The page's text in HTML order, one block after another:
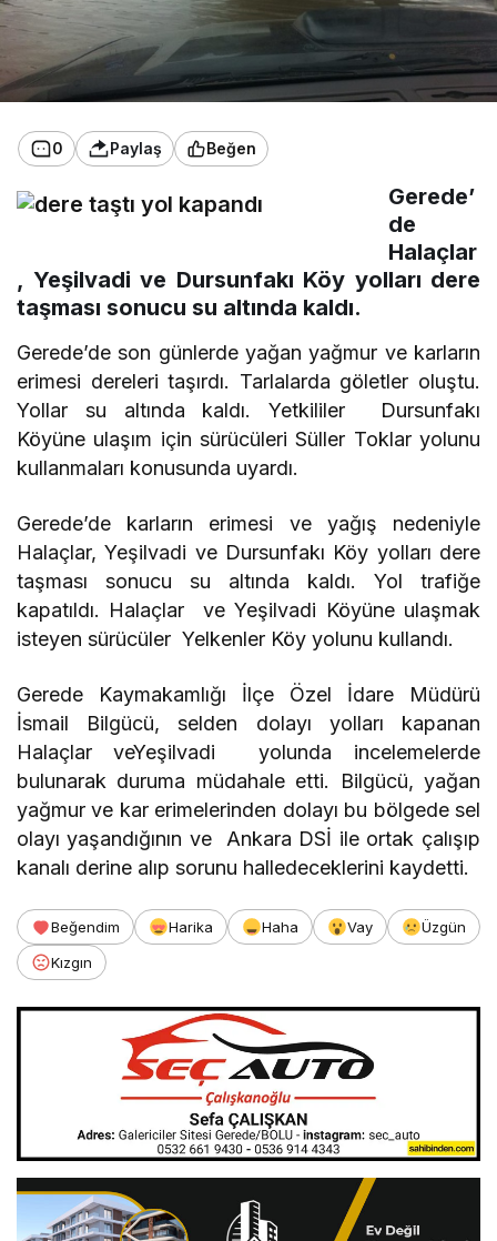
0 Paylaş Beğen
Gerede’
de
Halaçlar
, Yeşilvadi ve Dursunfakı Köy yolları dere
taşması sonucu su altında kaldı.
Gerede’de son günlerde yağan yağmur ve karların
erimesi dereleri taşırdı. Tarlalarda göletler oluştu.
Yollar su altında kaldı. Yetkililer Dursunfakı
Köyüne ulaşım için sürücüleri Süller Toklar yolunu
kullanmaları konusunda uyardı.
Gerede’de karların erimesi ve yağış nedeniyle
Halaçlar, Yeşilvadi ve Dursunfakı Köy yolları dere
taşması sonucu su altında kaldı. Yol trafiğe
kapatıldı. Halaçlar ve Yeşilvadi Köyüne ulaşmak
isteyen sürücüler Yelkenler Köy yolunu kullandı.
Gerede Kaymakamlığı İlçe Özel İdare Müdürü
İsmail Bilgücü, selden dolayı yolları kapanan
Halaçlar veYeşilvadi yolunda incelemelerde
bulunarak duruma müdahale etti. Bilgücü, yağan
yağmur ve kar erimelerinden dolayı bu bölgede sel
olayı yaşandığının ve Ankara DSİ ile ortak çalışıp
kanalı derine alıp sorunu halledeceklerini kaydetti.
Beğendim Harika Haha Vay
Üzgün
Kızgın